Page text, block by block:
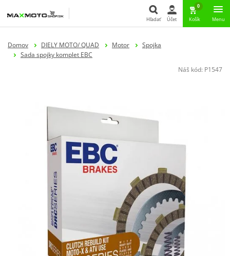
Hľadať Účet
0
Košík Menu
Domov DIELY MOTO/ QUAD Motor
Spojka
Sada spojky komplet EBC
Náš kód: P1547